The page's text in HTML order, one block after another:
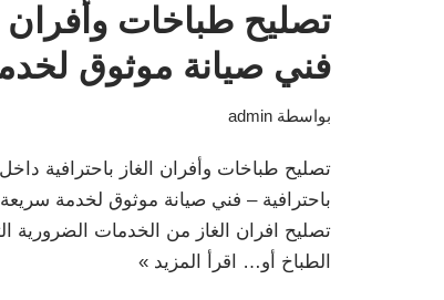
تصليح طباخات وأفران
فني صيانة موثوق
بواسطة admin
تصليح طباخات وأفران الغاز باحترافية
باحترافية – فني صيانة موثوق لخدمة
تصليح افران الغاز من الخدمات الضرورية
الطباخ أو…
اقرأ المزيد »